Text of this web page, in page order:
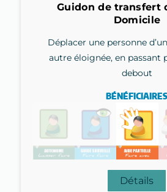
Guidon de transfert
Domicile
Déplacer une personne
autre éloignée, en passant
debout
BÉNÉFICIAIRES
Détails